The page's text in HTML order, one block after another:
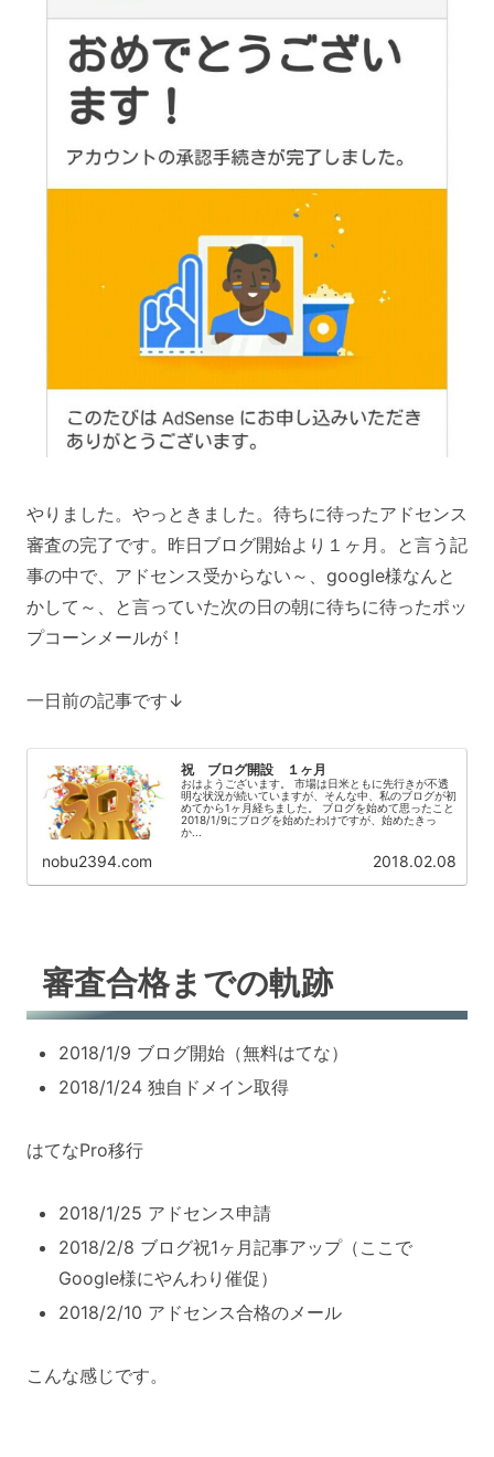
やりました。やっときました。待ちに待ったアドセンス
審査の完了です。昨日ブログ開始より１ヶ月。と言う記
事の中で、アドセンス受からない～、google様なんと
かして～、と言っていた次の日の朝に待ちに待ったポッ
プコーンメールが！
一日前の記事です↓
祝 ブログ開設 １ヶ月
おはようございます。 市場は日米ともに先行きが不透
明な状況が続いていますが、そんな中、私のブログが初
めてから1ヶ月経ちました。 ブログを始めて思ったこと
2018/1/9にブログを始めたわけですが、始めたきっ
か...
nobu2394.com 2018.02.08
審査合格までの軌跡
2018/1/9 ブログ開始（無料はてな）
2018/1/24 独自ドメイン取得
はてなPro移行
2018/1/25 アドセンス申請
2018/2/8 ブログ祝1ヶ月記事アップ（ここで
Google様にやんわり催促）
2018/2/10 アドセンス合格のメール
こんな感じです。